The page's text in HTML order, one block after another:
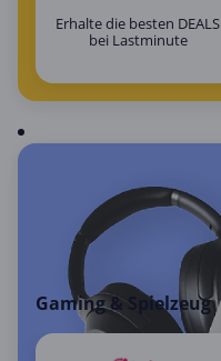
Erhalte die besten DEALS
bei Lastminute
Gaming & Spielzeug